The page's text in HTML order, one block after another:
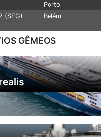
Porto
(SEG) Belém
GÊMEOS